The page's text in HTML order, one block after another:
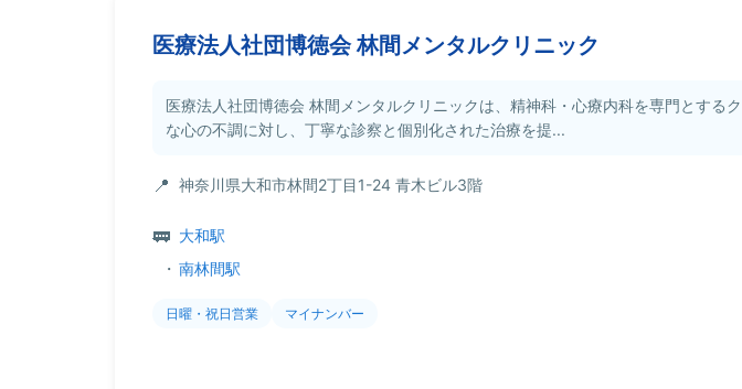
医療法人社団博徳会 林間メンタルクリニック
医療法人社団博徳会 林間メンタルクリニックは、精神科・心療内科を専門とす
な心の不調に対し、丁寧な診察と個別化された治療を提...
神奈川県大和市林間2丁目1-24 青木ビル3階
大和駅
・ 南林間駅
日曜・祝日営業 マイナンバー